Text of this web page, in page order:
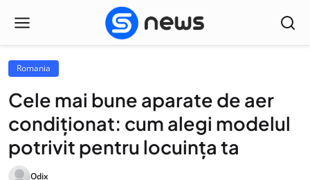
Romania
Cele mai bune aparate de aer
condiționat: cum alegi modelul
potrivit pentru locuința ta
Odix